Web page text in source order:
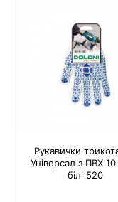
Рукавички
Універсал з ПВХ
білі 520